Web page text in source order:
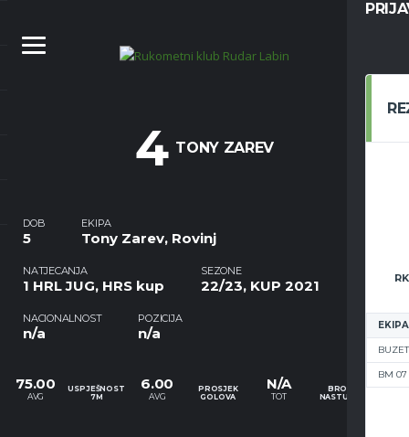
EKIPA
BUZET
BM 07
4 TONY ZAREV
DOB
5
EKIPA
Tony Zarev, Rovinj
NATJECANJA
1 HRL JUG, HRS kup
SEZONE
22/23, KUP 2021
NACIONALNOST
n/a
POZICIJA
n/a
75.00
AVG
USPJEŠNOST
7M
6.00
AVG
PROSJEK
GOLOVA
N/A
TOT
BROJ
NASTUPA